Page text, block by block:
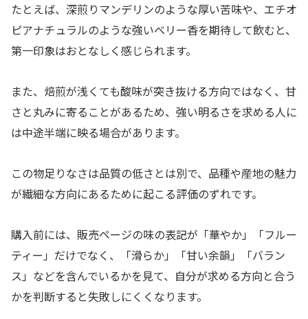
たとえば、深煎りマンデリンのような厚い苦味や、エチオ
ピアナチュラルのような強いベリー香を期待して飲むと、
第一印象はおとなしく感じられます。
また、焙煎が浅くても酸味が突き抜ける方向ではなく、甘
さと丸みに寄ることがあるため、強い明るさを求める人に
は中途半端に映る場合があります。
この物足りなさは品質の低さとは別で、品種や産地の魅力
が繊細な方向にあるために起こる評価のずれです。
購入前には、販売ページの味の表記が「華やか」「フルー
ティー」だけでなく、「滑らか」「甘い余韻」「バラン
ス」などを含んでいるかを見て、自分が求める方向と合う
かを判断すると失敗しにくくなります。